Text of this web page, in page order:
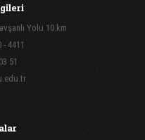
Yolu 10.km
- 4411
51